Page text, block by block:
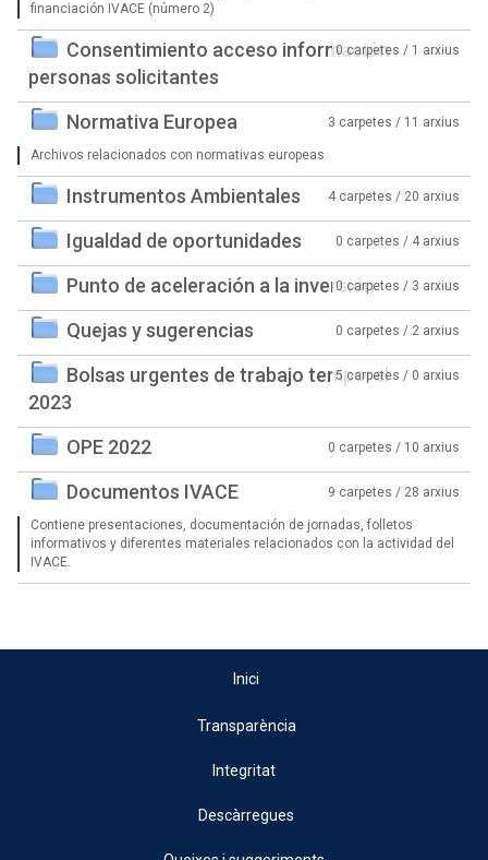
financiación IVACE (número 2)
Consentimiento acceso información
personas solicitantes
0 carpetes / 1 arxius
Normativa Europea 3 carpetes / 11 arxius
Archivos relacionados con normativas europeas
Instrumentos Ambientales 4 carpetes / 20 arxius
Igualdad de oportunidades 0 carpetes / 4 arxius
Punto de aceleración a la inversión0 carpetes / 3 arxius
Quejas y sugerencias 0 carpetes / 2 arxius
Bolsas urgentes de trabajo temporal
2023
5 carpetes / 0 arxius
OPE 2022 0 carpetes / 10 arxius
Documentos IVACE 9 carpetes / 28 arxius
Contiene presentaciones, documentación de jornadas, folletos
informativos y diferentes materiales relacionados con la actividad del
IVACE.
Inici
Transparència
Integritat
Descàrregues